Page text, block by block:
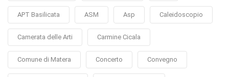
APT Basilicata ASM Asp Caleidoscopio
Camerata delle Arti Carmine Cicala
Comune di Matera Concerto Convegno